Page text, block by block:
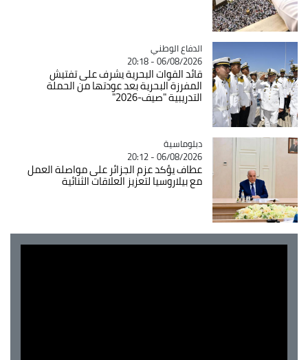
Catégorie
الدفاع الوطني
06/08/2026 - 20:18
قائد القوات البحرية يشرف على تفتيش
المفرزة البحرية بعد عودتها من الحملة
التدريبية "صيف-2026"
Catégorie
دبلوماسية
06/08/2026 - 20:12
عطاف يؤكد عزم الجزائر على مواصلة العمل
مع بيلاروسيا لتعزيز العلاقات الثنائية